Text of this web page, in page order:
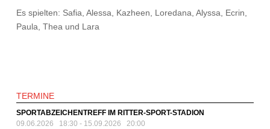
Es spielten: Safia, Alessa, Kazheen, Loredana, Alyssa, Ecrin,
Paula, Thea und Lara
TERMINE
SPORTABZEICHENTREFF IM RITTER-SPORT-STADION
09.06.2026 18:30 - 15.09.2026 20:00